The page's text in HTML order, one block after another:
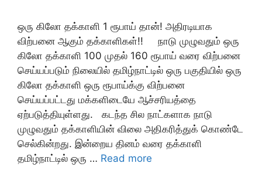
ஒரு கிலோ தக்காளி 1 ரூபாய் தான்! அதிரடியாக
விற்பனை ஆகும் தக்காளிகள்!! நாடு முழுவதும் ஒரு
கிலோ தக்காளி 100 முதல் 160 ரூபாய் வரை விற்பனை
செய்யப்படும் நிலையில் தமிழ்நாட்டில் ஒரு பகுதியில் ஒரு
கிலோ தக்காளி ஒரு ரூபாய்க்கு விற்பனை
செய்யப்பட்டது மக்களிடையே ஆச்சரியத்தை
ஏற்படுத்தியுள்ளது. கடந்த சில நாட்களாக நாடு
முழுவதும் தக்காளியின் விலை அதிகரித்துக் கொண்டே
செல்கின்றது. இன்றைய தினம் வரை தக்காளி
தமிழ்நாட்டில் ஒரு … Read more